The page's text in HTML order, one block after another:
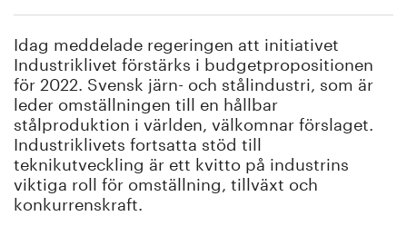
Energi/miljö
Vi tycker
Publicerat
Bildbank
Om oss
Idag meddelade regeringen att initiativet
Industriklivet förstärks i budgetpropositionen
för 2022. Svensk järn- och stålindustri, som är
leder omställningen till en hållbar
stålproduktion i världen, välkomnar förslaget.
Industriklivets fortsatta stöd till
teknikutveckling är ett kvitto på industrins
viktiga roll för omställning, tillväxt och
konkurrenskraft.